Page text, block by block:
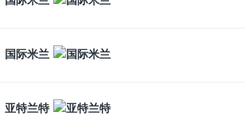
国际米兰
亚特兰特